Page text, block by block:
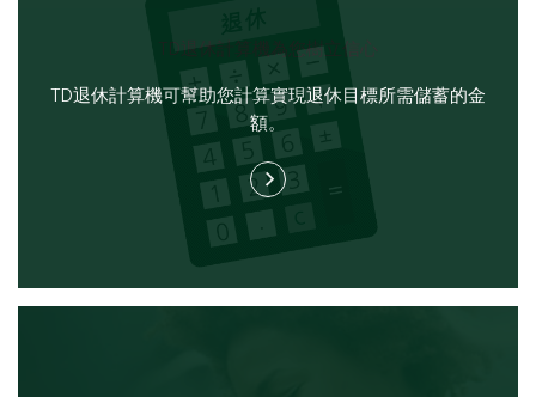
TD退休計算機為您樹立信心
TD退休計算機可幫助您計算實現退休目標所需儲蓄的金
額。